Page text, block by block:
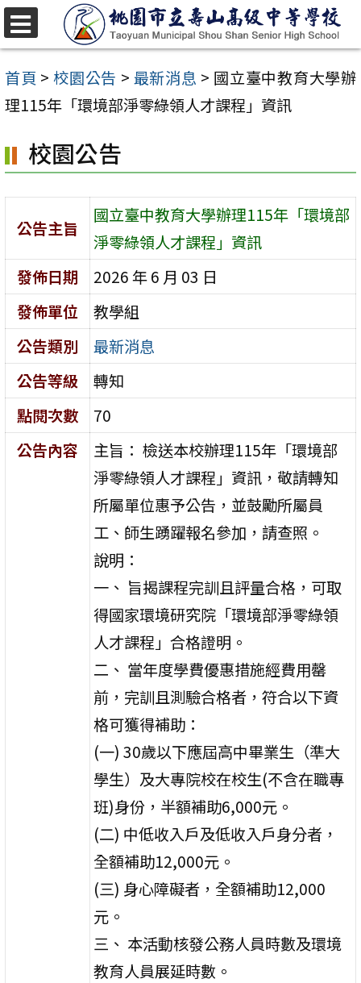
跳
至
主
要
容
區
首頁 > 校園公告 > 最新消息 > 國立臺中教育大學辦
理115年「環境部淨零綠領人才課程」資訊
校園公告
公告主旨
國立臺中教育大學辦理115年「環境部
淨零綠領人才課程」資訊
發佈日期
2026 年 6 月 03 日
發佈單位
教學組
公告類別
最新消息
公告等級
轉知
點閱次數
70
公告內容
主旨： 檢送本校辦理115年「環境部
淨零綠領人才課程」資訊，敬請轉知
所屬單位惠予公告，並鼓勵所屬員
工、師生踴躍報名參加，請查照。
說明：
一、 旨揭課程完訓且評量合格，可取
得國家環境研究院「環境部淨零綠領
人才課程」合格證明。
二、 當年度學費優惠措施經費用罄
前，完訓且測驗合格者，符合以下資
格可獲得補助：
(一) 30歲以下應屆高中畢業生（準大
學生）及大專院校在校生(不含在職專
班)身份，半額補助6,000元。
(二) 中低收入戶及低收入戶身分者，
全額補助12,000元。
(三) 身心障礙者，全額補助12,000
元。
三、 本活動核發公務人員時數及環境
教育人員展延時數。
選
單